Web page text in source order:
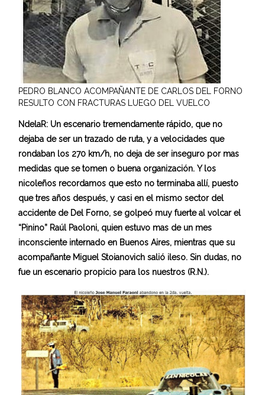
PEDRO BLANCO ACOMPAÑANTE DE CARLOS DEL FORNO
RESULTO CON FRACTURAS LUEGO DEL VUELCO
NdelaR: Un escenario tremendamente rápido, que no
dejaba de ser un trazado de ruta, y a velocidades que
rondaban los 270 km/h, no deja de ser inseguro por mas
medidas que se tomen o buena organización. Y los
nicoleños recordamos que esto no terminaba allí, puesto
que tres años después, y casi en el mismo sector del
accidente de Del Forno, se golpeó muy fuerte al volcar el
“Pinino” Raúl Paoloni, quien estuvo mas de un mes
inconsciente internado en Buenos Aires, mientras que su
acompañante Miguel Stoianovich salió ileso. Sin dudas, no
fue un escenario propicio para los nuestros (R.N.).